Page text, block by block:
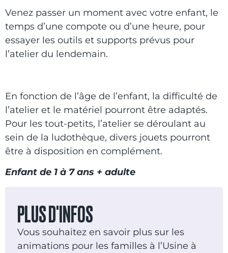
Venez passer un moment avec votre enfant, le
temps d’une compote ou d’une heure, pour
essayer les outils et supports prévus pour
l’atelier du lendemain.
En fonction de l’âge de l’enfant, la difficulté de
l’atelier et le matériel pourront être adaptés.
Pour les tout-petits, l’atelier se déroulant au
sein de la ludothèque, divers jouets pourront
être à disposition en complément.
Enfant de 1 à 7 ans + adulte
PLUS D'INFOS
Vous souhaitez en savoir plus sur les
animations pour les familles à l’Usine à